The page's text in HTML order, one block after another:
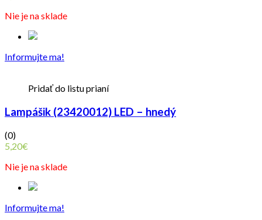
Nie je na sklade
Informujte ma!
Pridať do listu prianí
Lampášik (23420012) LED – hnedý
(0)
5,20€
Nie je na sklade
Informujte ma!